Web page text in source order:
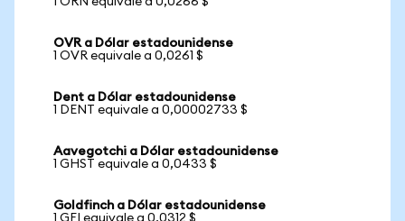
OVR a Dólar estadounidense
1 OVR equivale a 0,0261 $
Dent a Dólar estadounidense
1 DENT equivale a 0,00002733 $
Aavegotchi a Dólar estadounidense
1 GHST equivale a 0,0433 $
Goldfinch a Dólar estadounidense
1 GFI equivale a 0,0312 $